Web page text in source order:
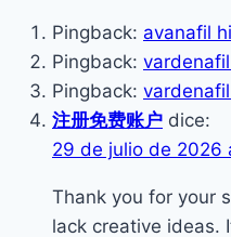
Pingback: avanafil
Pingback:
Pingback:
注册免费账户 dice:
29 de julio de 2026
Thank you for your
lack creative ideas.